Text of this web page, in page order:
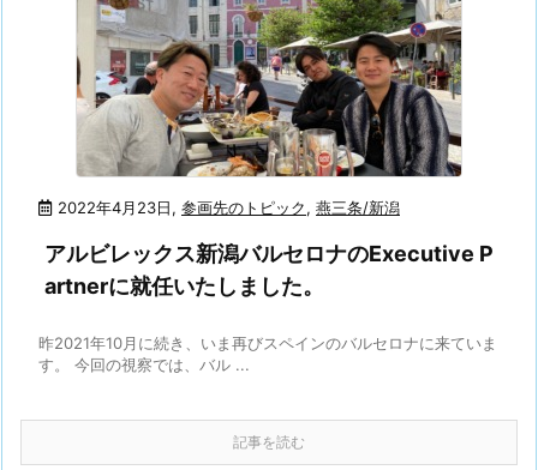
2022年4月23日, 参画先のトピック, 燕三条/新潟
アルビレックス新潟バルセロナのExecutive P
artnerに就任いたしました。
昨2021年10月に続き、いま再びスペインのバルセロナに来ていま
す。 今回の視察では、バル ...
記事を読む